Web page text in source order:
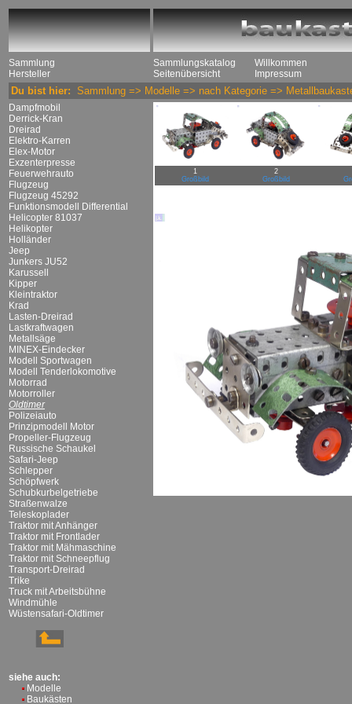
Sammlung
Hersteller
Sammlungskatalog
Seitenübersicht
Willkommen
Impressum
Du bist hier: Sammlung => Modelle => nach Kategorie =>
Dampfmobil
Derrick-Kran
Dreirad
Elektro-Karren
Elex-Motor
Exzenterpresse
Feuerwehrauto
Flugzeug
Flugzeug 45292
Funktionsmodell Differential
Helicopter 81037
Helikopter
Holländer
Jeep
Junkers JU52
Karussell
Kipper
Kleintraktor
Krad
Lasten-Dreirad
Lastkraftwagen
Metallsäge
MINEX-Eindecker
Modell Sportwagen
Modell Tenderlokomotive
Motorrad
Motorroller
Oldtimer
Polizeiauto
Prinzipmodell Motor
Propeller-Flugzeug
Russische Schaukel
Safari-Jeep
Schlepper
Schöpfwerk
Schubkurbelgetriebe
Straßenwalze
Teleskoplader
Traktor mit Anhänger
Traktor mit Frontlader
Traktor mit Mähmaschine
Traktor mit Schneepflug
Transport-Dreirad
Trike
Truck mit Arbeitsbühne
Windmühle
Wüstensafari-Oldtimer
siehe auch:
Modelle
Baukästen
1
Großbild
2
Großbild